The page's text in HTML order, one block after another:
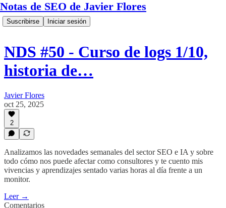
Notas de SEO de Javier Flores
Suscribirse Iniciar sesión
NDS #50 - Curso de logs 1/10,
historia de…
Javier Flores
oct 25, 2025
2
Analizamos las novedades semanales del sector SEO e IA y sobre
todo cómo nos puede afectar como consultores y te cuento mis
vivencias y aprendizajes sentado varias horas al día frente a un
monitor.
Leer →
Comentarios